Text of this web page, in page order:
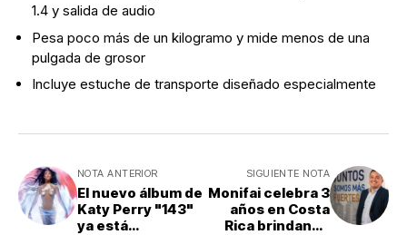
1.4 y salida de audio
Pesa poco más de un kilogramo y mide menos de una
pulgada de grosor
Incluye estuche de transporte diseñado especialmente
NOTA ANTERIOR
El nuevo álbum de
Katy Perry "143"
ya está
SIGUIENTE NOTA
Monifai celebra 3
años en Costa
Rica brindando